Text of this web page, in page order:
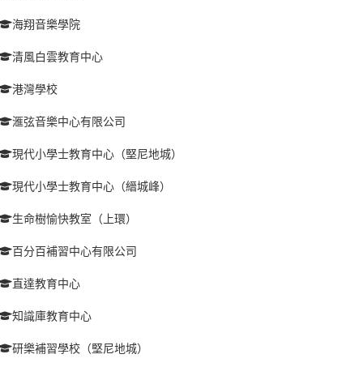
海翔音樂學院
清風白雲教育中心
港灣學校
滙弦音樂中心有限公司
現代小學士教育中心（堅尼地城）
現代小學士教育中心（縉城峰）
生命樹愉快教室（上環）
百分百補習中心有限公司
直達教育中心
知識庫教育中心
研樂補習學校（堅尼地城）